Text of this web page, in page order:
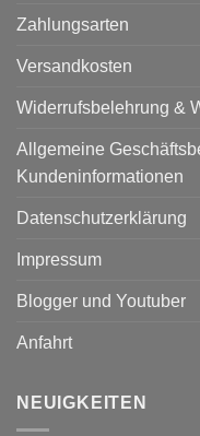
Zahlungsarten
Versandkosten
Widerrufsbelehrung &
Allgemeine
Kundeninformationen
Datenschutzerklärung
Impressum
Blogger und Youtuber
Anfahrt
NEUIGKEITEN